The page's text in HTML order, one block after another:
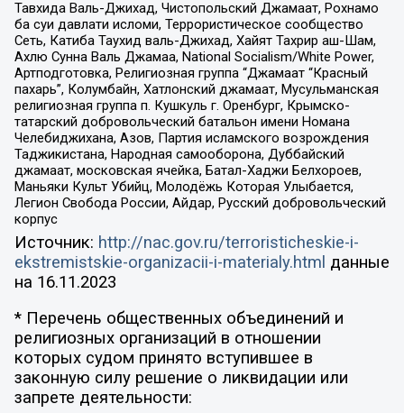
Тавхида Валь-Джихад, Чистопольский Джамаат, Рохнамо
ба суи давлати исломи, Террористическое сообщество
Сеть, Катиба Таухид валь-Джихад, Хайят Тахрир аш-Шам,
Ахлю Сунна Валь Джамаа, National Socialism/White Power,
Артподготовка, Религиозная группа “Джамаат “Красный
пахарь”, Колумбайн, Хатлонский джамаат, Мусульманская
религиозная группа п. Кушкуль г. Оренбург, Крымско-
татарский добровольческий батальон имени Номана
Челебиджихана, Азов, Партия исламского возрождения
Таджикистана, Народная самооборона, Дуббайский
джамаат, московская ячейка, Батал-Хаджи Белхороев,
Маньяки Культ Убийц, Молодёжь Которая Улыбается,
Легион Свобода России, Айдар, Русский добровольческий
корпус
Источник: http://nac.gov.ru/terroristicheskie-i-
ekstremistskie-organizacii-i-materialy.html данные
на 16.11.2023
* Перечень общественных объединений и
религиозных организаций в отношении
которых судом принято вступившее в
законную силу решение о ликвидации или
запрете деятельности: